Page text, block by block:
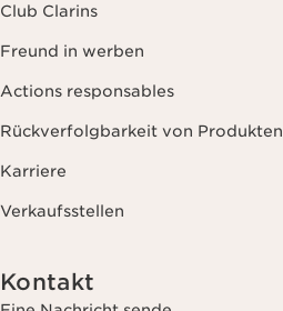
Club Clarins
Freund in werben
Actions responsables
Rückverfolgbarkeit von Produkten
Karriere
Verkaufsstellen
Kontakt